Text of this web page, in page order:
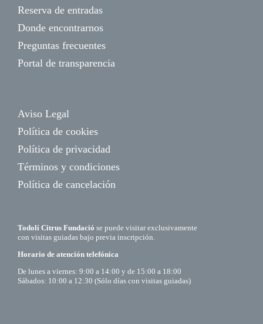
Reserva de entradas
Donde encontrarnos
Preguntas frecuentes
Portal de transparencia
Aviso Legal
Política de cookies
Política de privacidad
Términos y condiciones
Política de cancelación
Todolí Citrus Fundació se puede visitar exclusivamente
con visitas guiadas bajo previa inscripción.
Horario de atención telefónica
De lunes a viernes: 9:00 a 14:00 y de 15:00 a 18:00
Sábados: 10:00 a 12:30 (Sólo días con visitas guiadas)